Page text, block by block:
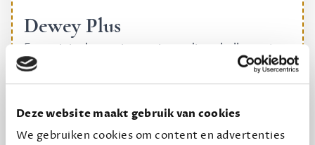
Deze website maakt gebruik van cookies
We gebruiken cookies om content en advertenties
Dewey Plus
Een originele manier om je reading challenge te
halen.